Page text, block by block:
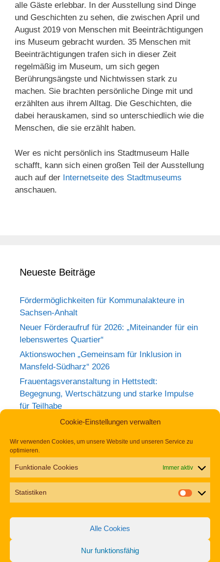
Cookie-Einstellungen verwalten
Wir verwenden Cookies, um unsere Website und unseren Service zu
optimieren.
Funktionale Cookies Immer aktiv
Statistiken
Alle Cookies
Nur funktionsfähig
alle Gäste erlebbar. In der Ausstellung sind Dinge
und Geschichten zu sehen, die zwischen April und
August 2019 von Menschen mit Beeinträchtigungen
ins Museum gebracht wurden. 35 Menschen mit
Beeinträchtigungen trafen sich in dieser Zeit
regelmäßig im Museum, um sich gegen
Berührungsängste und Nichtwissen stark zu
machen. Sie brachten persönliche Dinge mit und
erzählten aus ihrem Alltag. Die Geschichten, die
dabei herauskamen, sind so unterschiedlich wie die
Menschen, die sie erzählt haben.
Wer es nicht persönlich ins Stadtmuseum Halle
schafft, kann sich einen großen Teil der Ausstellung
auch auf der Internetseite des Stadtmuseums
anschauen.
Neueste Beiträge
Fördermöglichkeiten für Kommunalakteure in
Sachsen-Anhalt
Neuer Förderaufruf für 2026: „Miteinander für ein
lebenswertes Quartier“
Aktionswochen „Gemeinsam für Inklusion in
Mansfeld-Südharz“ 2026
Frauentagsveranstaltung in Hettstedt:
Begegnung, Wertschätzung und starke Impulse
für Teilhabe
Rückblick zum Weltkrebstag im Europa-
Tag der Begegnung 2026 – Jetzt anmelden und
dabei sein!
Aufruf zu den Aktionswochen „Gemeinsam für